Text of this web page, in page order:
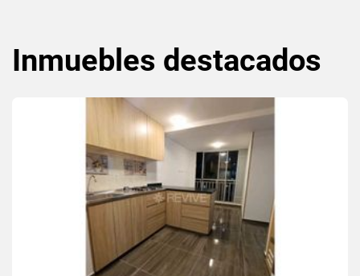
Inmuebles destacados